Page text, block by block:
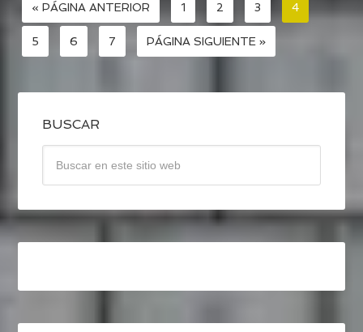
« PÁGINA ANTERIOR 1 2 3 4
5 6 7 PÁGINA SIGUIENTE »
BUSCAR